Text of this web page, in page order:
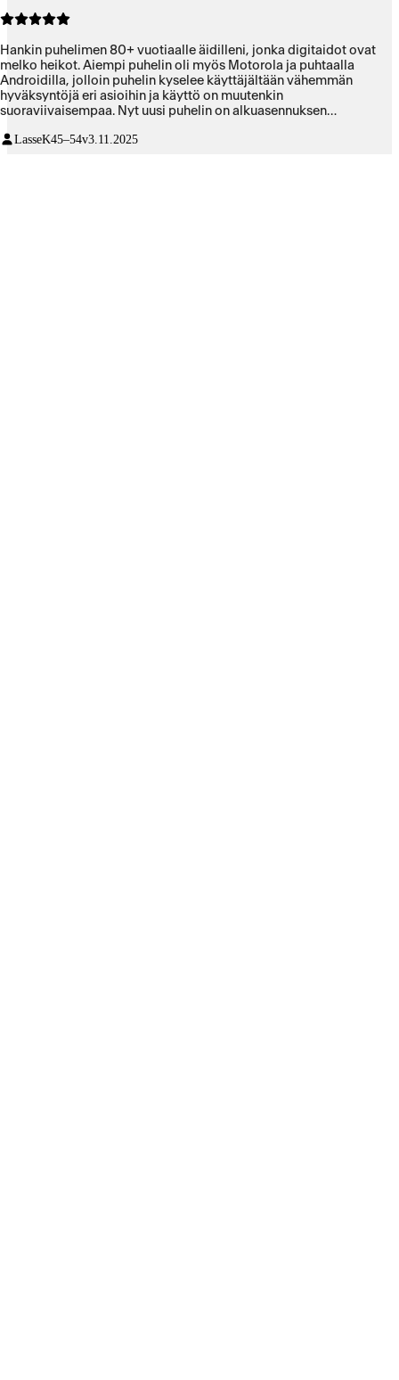
Hankin puhelimen 80+ vuotiaalle äidilleni, jonka digitaidot ovat
melko heikot. Aiempi puhelin oli myös Motorola ja puhtaalla
Androidilla, jolloin puhelin kyselee käyttäjältään vähemmän
hyväksyntöjä eri asioihin ja käyttö on muutenkin
suoraviivaisempaa. Nyt uusi puhelin on alkuasennuksen
vanhan kanssa ja käyttö muutenkin samanlaista kuin vanhalla
LasseK45–54v3.11.2025